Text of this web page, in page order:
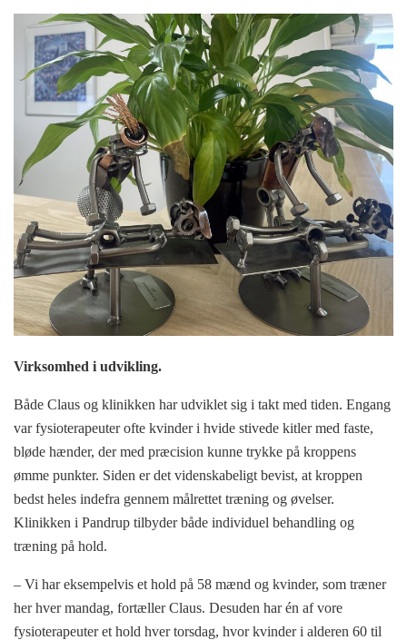
Virksomhed i udvikling.
Både Claus og klinikken har udviklet sig i takt med tiden. Engang
var fysioterapeuter ofte kvinder i hvide stivede kitler med faste,
bløde hænder, der med præcision kunne trykke på kroppens
ømme punkter. Siden er det videnskabeligt bevist, at kroppen
bedst heles indefra gennem målrettet træning og øvelser.
Klinikken i Pandrup tilbyder både individuel behandling og
træning på hold.
– Vi har eksempelvis et hold på 58 mænd og kvinder, som træner
her hver mandag, fortæller Claus. Desuden har én af vore
fysioterapeuter et hold hver torsdag, hvor kvinder i alderen 60 til